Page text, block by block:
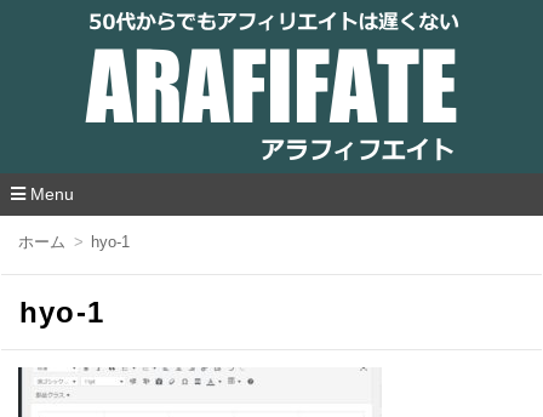
アラフィフエイト｜ 50代からでもアフィリ
エイトは遅くない
Menu
移
ホーム hyo-1
hyo-1